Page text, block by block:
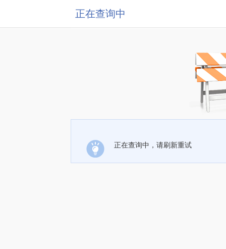
正在查询中
正在查询中，请刷新重试